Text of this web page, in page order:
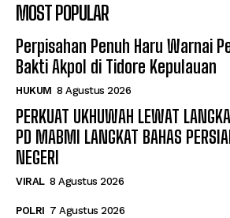
MOST POPULAR
Perpisahan Penuh Haru Warnai
Bakti Akpol di Tidore Kepulauan
HUKUM 8 Agustus 2026
PERKUAT UKHUWAH LEWAT
PD MABMI LANGKAT BAHAS
NEGERI
VIRAL 8 Agustus 2026
POLRI 7 Agustus 2026